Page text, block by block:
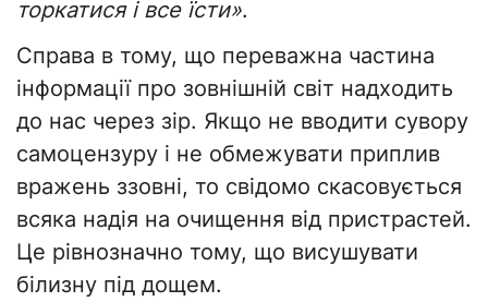
торкатися і все їсти».
Справа в тому, що переважна частина
інформації про зовнішній світ надходить
до нас через зір. Якщо не вводити сувору
самоцензуру і не обмежувати приплив
вражень ззовні, то свідомо скасовується
всяка надія на очищення від пристрастей.
Це рівнозначно тому, що висушувати
білизну під дощем.